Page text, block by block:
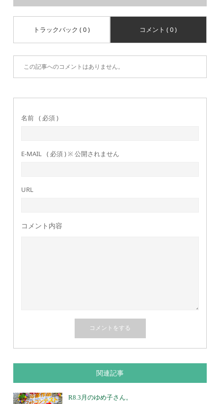
トラックバック ( 0 ) コメント ( 0 )
この記事へのコメントはありません。
名前 ( 必須 )
E-MAIL ( 必須 ) ※ 公開されません
URL
コメント内容
関連記事
R8.3月のゆめ子さん。